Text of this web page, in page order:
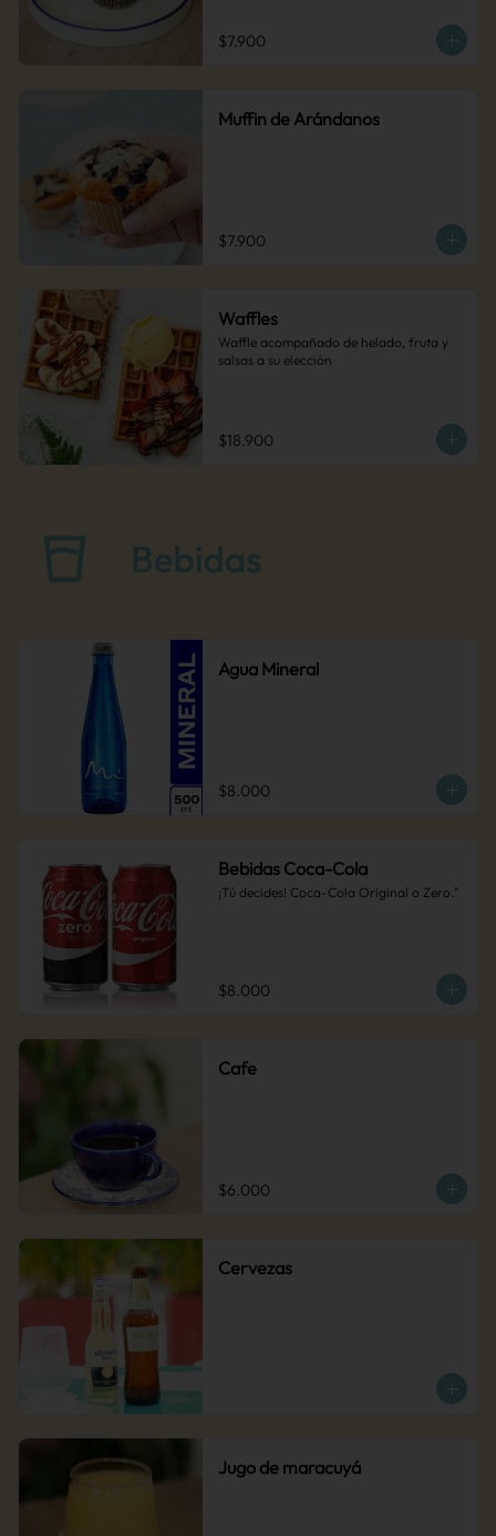
$7.900
Muffin de Arándanos
$7.900
Waffles
Waffle acompañado de helado, fruta y
salsas a su elección
$18.900
Agua Mineral
$8.000
Bebidas Coca-Cola
¡Tú decides! Coca-Cola Original o Zero."
$8.000
Cafe
$6.000
Cervezas
Jugo de maracuyá